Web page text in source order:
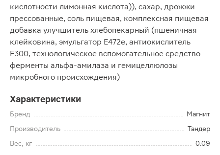
кислотности лимонная кислота)), сахар, дрожжи
прессованные, соль пищевая, комплексная пищевая
добавка улучшитель хлебопекарный (пшеничная
клейковина, эмульгатор Е472е, антиокислитель
Е300, технологическое вспомогательное средство
ферменты альфа-амилаза и гемицеллюлозы
микробного происхождения)
Характеристики
Бренд
Магнит
Производитель
Тандер
Вес, кг
0.09